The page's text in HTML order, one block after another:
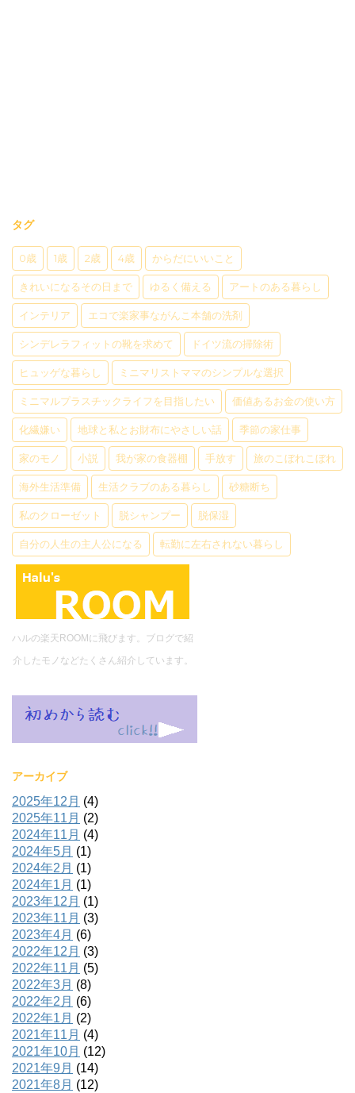
タグ
0歳 1歳 2歳 4歳 からだにいいこと
きれいになるその日まで ゆるく備える アートのある暮らし
インテリア エコで楽家事ながんこ本舗の洗剤
シンデレラフィットの靴を求めて ドイツ流の掃除術
ヒュッゲな暮らし ミニマリストママのシンプルな選択
ミニマルプラスチックライフを目指したい 価値あるお金の使い方
化繊嫌い 地球と私とお財布にやさしい話 季節の家仕事
家のモノ 小説 我が家の食器棚 手放す 旅のこぼれこぼれ
海外生活準備 生活クラブのある暮らし 砂糖断ち
私のクローゼット 脱シャンプー 脱保湿
自分の人生の主人公になる 転勤に左右されない暮らし
ハルの楽天ROOMに飛びます。ブログで紹
介したモノなどたくさん紹介しています。
アーカイブ
2025年12月 (4)
2025年11月 (2)
2024年11月 (4)
2024年5月 (1)
2024年2月 (1)
2024年1月 (1)
2023年12月 (1)
2023年11月 (3)
2023年4月 (6)
2022年12月 (3)
2022年11月 (5)
2022年3月 (8)
2022年2月 (6)
2022年1月 (2)
2021年11月 (4)
2021年10月 (12)
2021年9月 (14)
2021年8月 (12)